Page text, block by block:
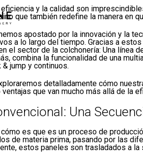
eficiencia y la calidad son
que también redefine la manera en
apostado por la innovación y la
a lo largo del tiempo. Gracias a
el sector de la colchonería: Una línea
combina la funcionalidad de una
jump y continuos.
detalladamente cómo
que van mucho más allá de la
Una
es que es un proceso de
de materia prima, pasando por las
estos paneles son trasladados a